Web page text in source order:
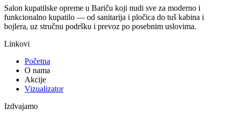
Salon kupatilske opreme u Bariču koji nudi sve za moderno i
funkcionalno kupatilo — od sanitarija i pločica do tuš kabina i
bojlera, uz stručnu podršku i prevoz po posebnim uslovima.
Linkovi
Početna
O nama
Akcije
Vizualizator
Izdvajamo